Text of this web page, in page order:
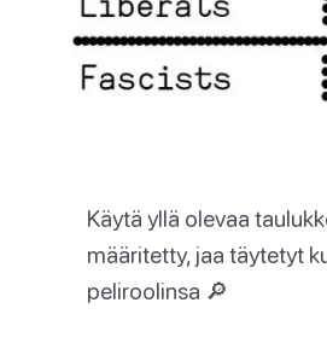
Käytä yllä olevaa
määritetty, jaa täytetyt
peliroolinsa 🔎